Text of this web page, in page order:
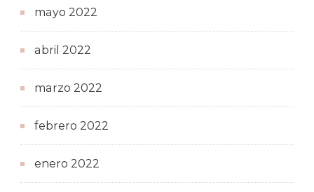
mayo 2022
abril 2022
marzo 2022
febrero 2022
enero 2022